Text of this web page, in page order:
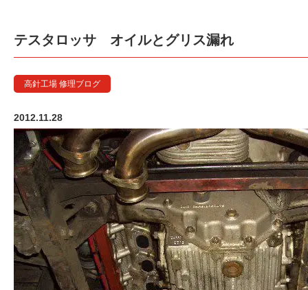
テスタロッサ オイルとグリス漏れ
高針工場 修理ブログ
2012.11.28